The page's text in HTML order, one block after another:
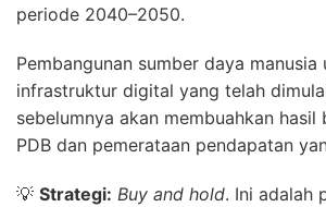
periode 2040–2050.
Pembangunan sumber daya manusia
infrastruktur digital yang telah
sebelumnya akan membuahkan hasil
PDB dan pemerataan pendapatan
💡 Strategi: Buy and hold. Ini adalah